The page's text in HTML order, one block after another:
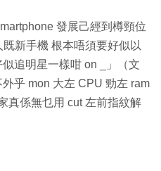
發展己經到樽頸位
新手機 根本唔須要好似以
追明星一樣咁 on _」（文
乎 mon 大左 CPU 勁左 ram
真係無乜用 cut 左前指紋解